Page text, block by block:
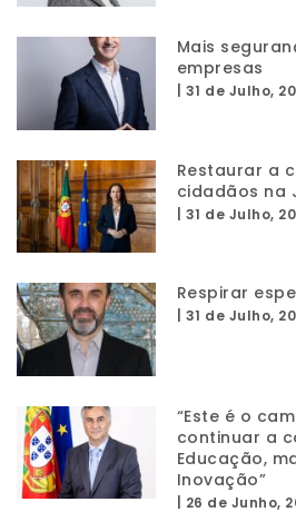
Mais
empresas
31 de Julho,
Restaurar a
cidadãos na
31 de Julho,
Respirar
31 de Julho,
“Este é o
continuar a
Educação,
Inovação”
26 de Junho,